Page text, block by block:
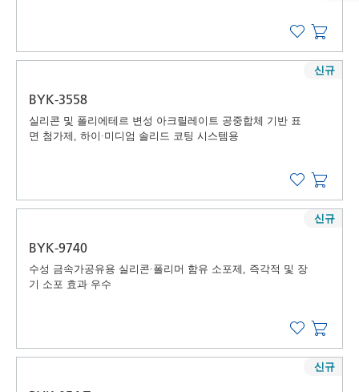
BYK-3558
실리콘 및 폴리에테르 변성 아크릴레이트 공중합체 기반 표
면 첨가제, 하이·미디엄 솔리드 코팅 시스템용
신규
BYK-9740
수성 금속가공유용 실리콘·폴리머 함유 소포제, 즉각적 및 장
기 소포 효과 우수
신규
신규